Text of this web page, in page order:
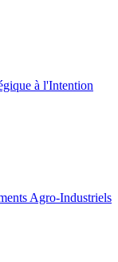
à l'Intention
Agro-Industriels